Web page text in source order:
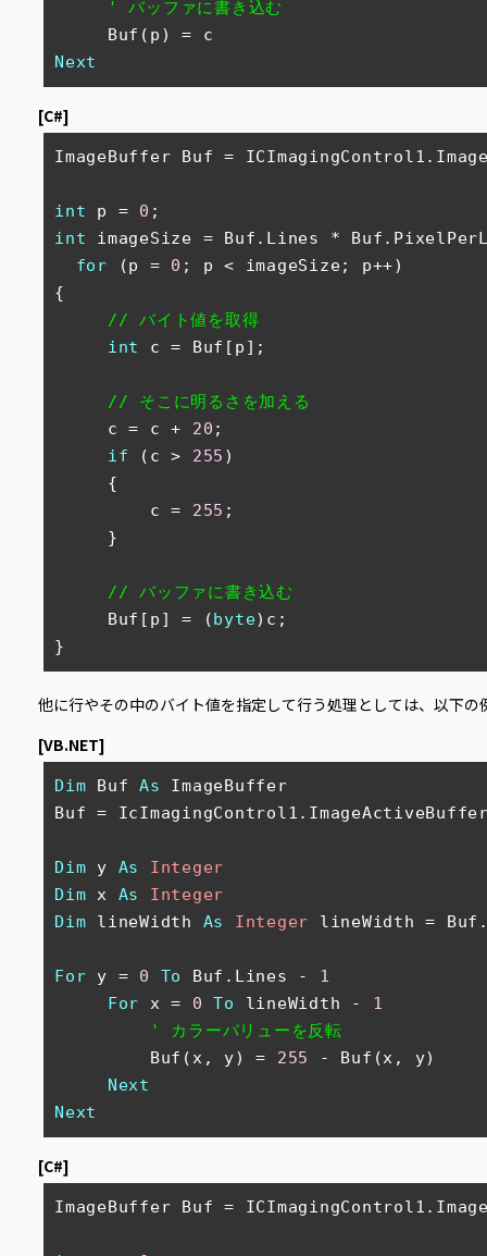
' バッファに書き込む
Next
[C#]
ImageBuffer Buf =
int p = 0
int imageSize = Buf.Lines *
for (p = 0 ; p < imageSize; p++)
{
// バイト値を取得
int
c = Buf[p];
// そこに明るさを加える
     c = c +
20 ;
if (c > 255 )
         c =
255 ;
// バッファに書き込む
     Buf[p] = (
byte)c;
}
他に行やその中のバイト値を指定して行う処理としては、以下
[VB.NET]
Dim Buf As ImageBuffer
Buf =
Dim y As
Integer
Dim x As
Integer
Dim lineWidth As Integer lineWidth =
For y = 0 To Buf.Lines - 1
For x = 0 To lineWidth - 1
' カラーバリューを反転
         Buf(x, y) =
255
- Buf(x, y)
Next
Next
[C#]
ImageBuffer Buf =